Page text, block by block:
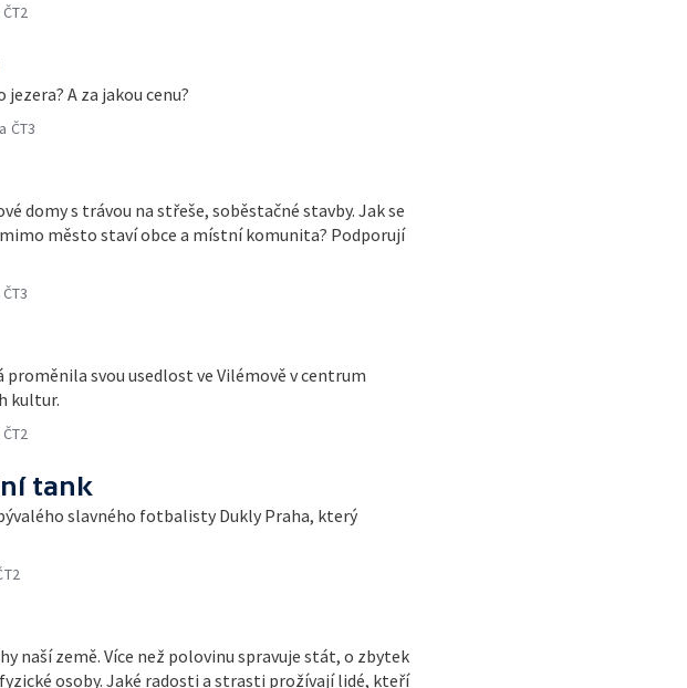
A za jakou cenu?
ČT3
domy s trávou na střeše, soběstačné stavby. Jak se
město staví obce a místní komunita? Podporují
svou usedlost ve Vilémově v centrum
kultur.
tank
slavného fotbalisty Dukly Praha, který
naší země. Více než polovinu spravuje stát, o zbytek
osoby. Jaké radosti a strasti prožívají lidé, kteří